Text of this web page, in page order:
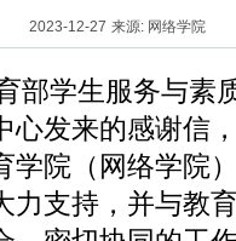
2023-12-27 来源: 网络学院
部学生服务与素
心发来的感谢信
学院（网络学院
力支持，并与教